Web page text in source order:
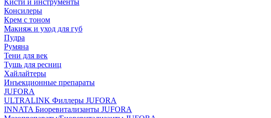
Кисти и инструменты
Консилеры
Крем с тоном
Макияж и уход для губ
Пудра
Румяна
Тени для век
Тушь для ресниц
Хайлайтеры
Инъекционные препараты
JUFORA
ULTRALINK Филлеры JUFORA
INNATA Биоревитализанты JUFORA